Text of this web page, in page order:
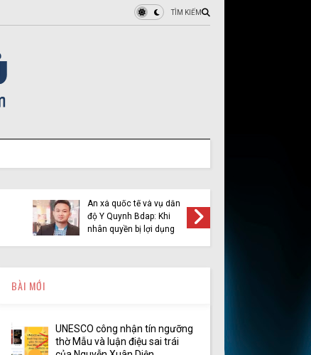
TÌM KIẾM
Ân xá quốc tế và vụ dẫn
độ Y Quynh Bdap: Khi
nhân quyền bị lợi dụng
BÀI MỚI
UNESCO công nhận tín ngưỡng
thờ Mẫu và luận điệu sai trái